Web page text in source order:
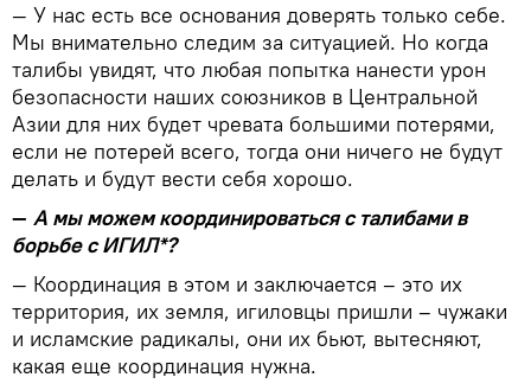
— У нас есть все основания доверять только себе.
Мы внимательно следим за ситуацией. Но когда
талибы увидят, что любая попытка нанести урон
безопасности наших союзников в Центральной
Азии для них будет чревата большими потерями,
если не потерей всего, тогда они ничего не будут
делать и будут вести себя хорошо.
— А мы можем координироваться с талибами в
борьбе с ИГИЛ*?
— Координация в этом и заключается – это их
территория, их земля, игиловцы пришли – чужаки
и исламские радикалы, они их бьют, вытесняют,
какая еще координация нужна.